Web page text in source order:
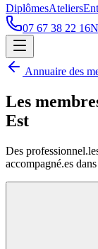
DiplômesAteliers
07 67 38 22 16
Annuaire des
Les
Est
Des
accompagné.es